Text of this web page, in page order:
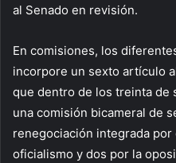
al Senado en revisión.
En comisiones, los
incorpore un sexto artículo
que dentro de los treinta de
una comisión bicameral de
renegociación integrada
oficialismo y dos por la